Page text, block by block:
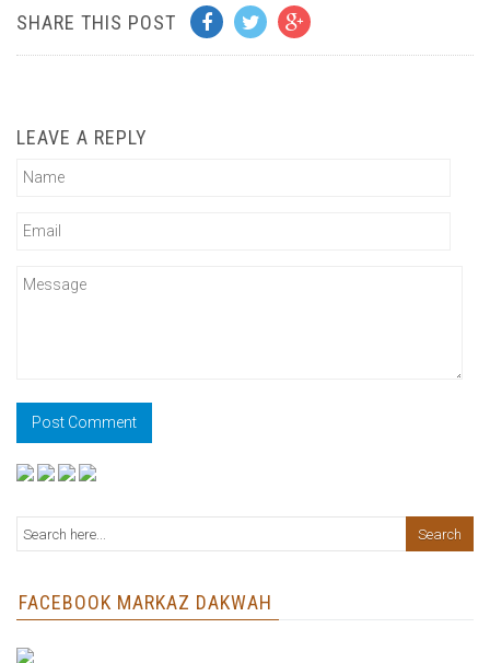
SHARE THIS POST
LEAVE A REPLY
FACEBOOK MARKAZ DAKWAH